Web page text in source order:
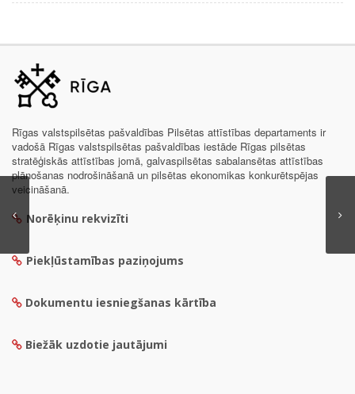
Rīgas valstspilsētas pašvaldības Pilsētas attīstības departaments ir
vadošā Rīgas valstspilsētas pašvaldības iestāde Rīgas pilsētas
stratēģiskās attīstības jomā, galvaspilsētas sabalansētas attīstības
plānošanas nodrošināšanā un pilsētas ekonomikas konkurētspējas
veicināšanā.
Norēķinu rekvizīti
Piekļūstamības paziņojums
Dokumentu iesniegšanas kārtība
Biežāk uzdotie jautājumi